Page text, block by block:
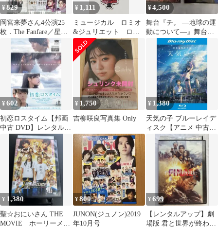
¥829
岡宮来夢さん4公演25
枚．The Fanfare／星影
の人／四月は君の嘘／
ロミオ
¥ 1,111
ミュージカル ロミオ
&ジュリエット ロミ
ジュリ ジュリエッ
ト アクキー ランダ
ム
¥4,500
舞台『チ。 ―地球の運
動について―』舞台写
真セット 全種コンプリ
ート・窪田正孝
¥602
初恋ロスタイム【邦画
中古 DVD】レンタル落
¥ 1,750
吉柳咲良写真集 Only
¥ 1,380
天気の子 ブルーレイデ
ィスク【アニメ 中古
Blu-ray】レンタル落ち
¥ 1,380
聖☆おにいさん THE
MOVIE ホーリーメン
¥800
JUNON(ジュノン)2019
年10月号
¥699
【レンタルアップ】劇
場版 君と世界が終わる